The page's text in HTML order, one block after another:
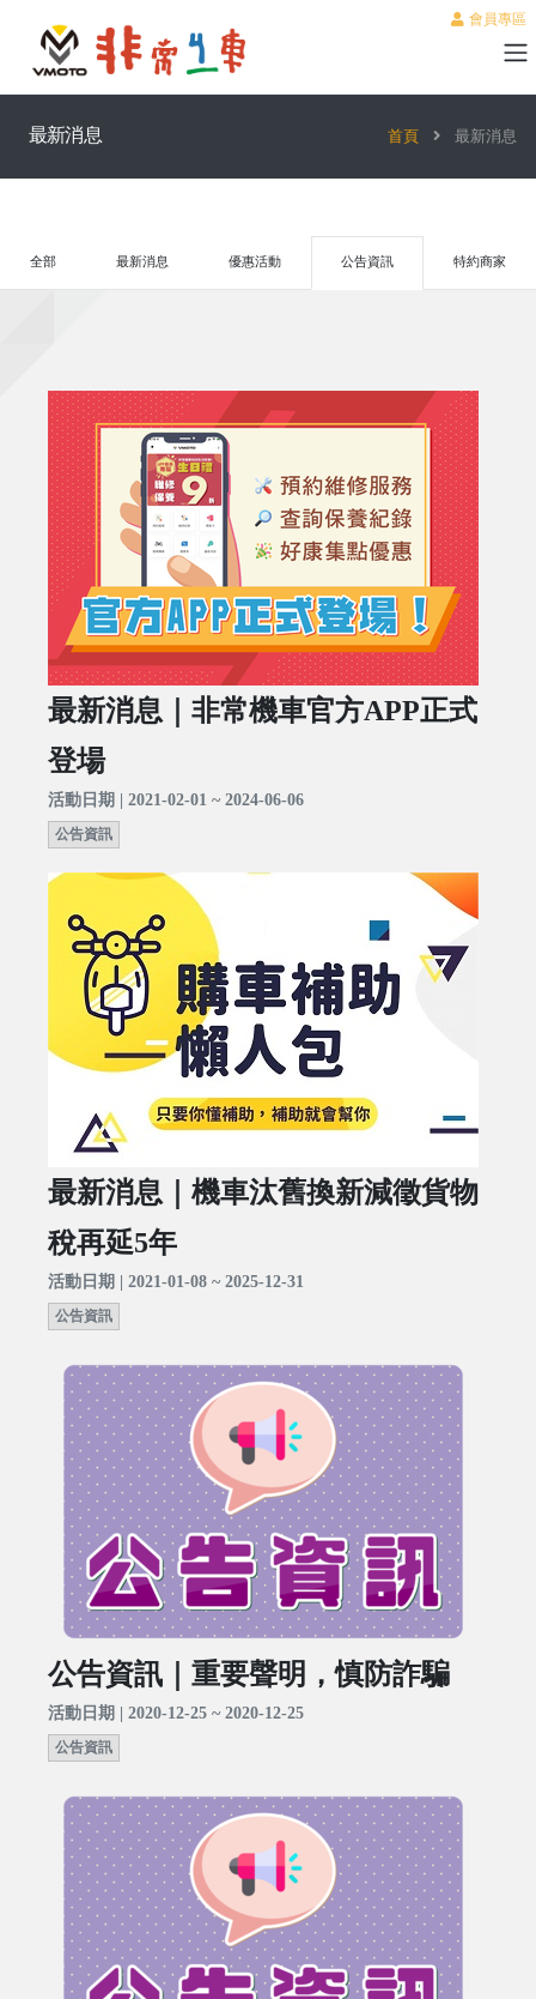
會員專區
最新消息 首頁 最新消息
全部 最新消息 優惠活動 公告資訊 特約商家
最新消息｜非常機車官方APP正式
登場
活動日期 | 2021-02-01 ~ 2024-06-06
公告資訊
最新消息｜機車汰舊換新減徵貨物
稅再延5年
活動日期 | 2021-01-08 ~ 2025-12-31
公告資訊
公告資訊｜重要聲明，慎防詐騙
活動日期 | 2020-12-25 ~ 2020-12-25
公告資訊